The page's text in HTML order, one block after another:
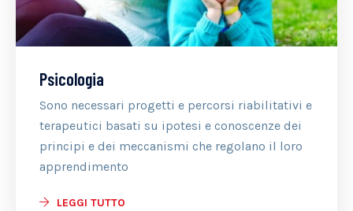
Psicologia
Sono necessari progetti e percorsi riabilitativi e
terapeutici basati su ipotesi e conoscenze dei
principi e dei meccanismi che regolano il loro
apprendimento
LEGGI TUTTO